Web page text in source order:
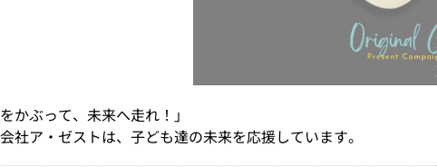
をかぶって、未来へ走れ！」
社ア・ゼストは、子ども達の未来を応援しています。